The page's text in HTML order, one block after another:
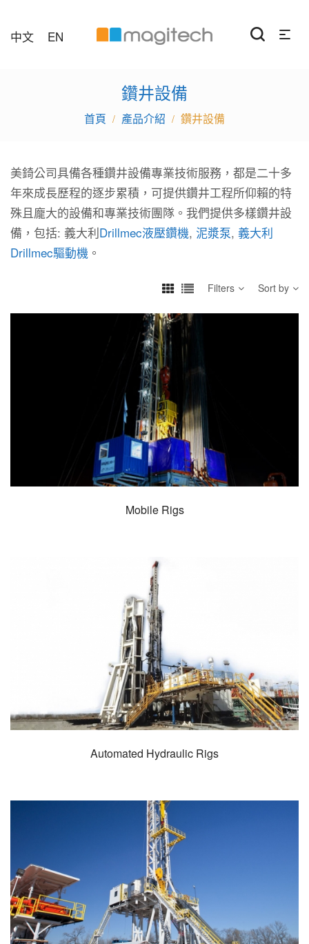
中文 EN
鑽井設備
/ 產品介紹 / 鑽井設備
美錡公司具備各種鑽井設備專業技術服務，都是二十多
年來成長歷程的逐步累積，可提供鑽井工程所仰賴的特
殊且龐大的設備和專業技術團隊。我們提供多樣鑽井設
備，包括: 義大利Drillmec液壓鑽機, 泥漿泵, 義大利
Drillmec驅動機 。
Filters Sort by
Mobile Rigs
Automated Hydraulic Rigs